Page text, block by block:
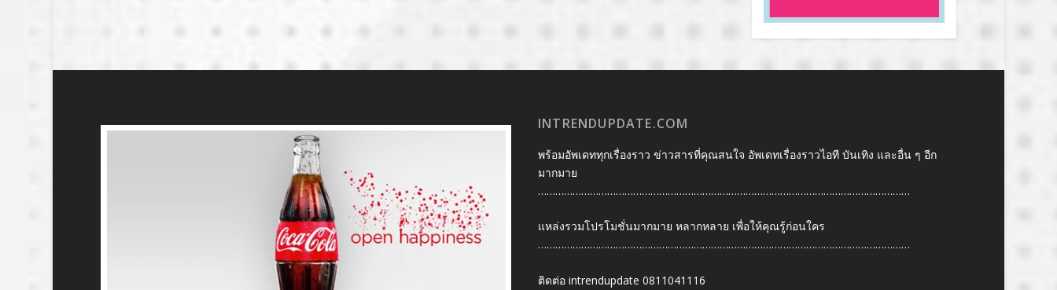
INTRENDUPDATE.COM
พร้อมอัพเดททุกเรื่องราว ข่าวสารที่คุณสนใจ อัพเดทเรื่องราวไอที บันเทิง และอื่น ๆ อีก
มากมาย
…………………………………………………………………………………………………………………
แหล่งรวมโปรโมชั่นมากมาย หลากหลาย เพื่อให้คุณรู้ก่อนใคร
…………………………………………………………………………………………………………………
ติดต่อ intrendupdate 0811041116